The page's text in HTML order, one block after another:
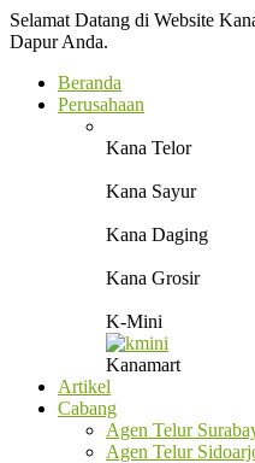
Selamat Datang di Website
Dapur Anda.
Beranda
Perusahaan
Kana Telor
Kana Sayur
Kana Daging
Kana Grosir
K-Mini
Kanamart
Artikel
Cabang
Agen Telur
Agen Telur